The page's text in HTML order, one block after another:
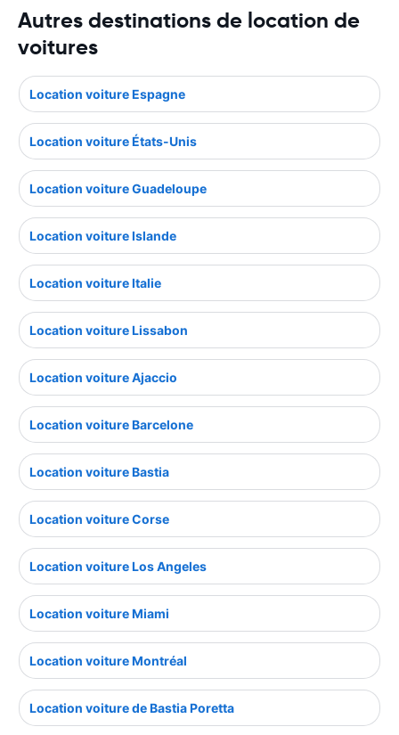
Autres destinations de location de
voitures
Location voiture Espagne
Location voiture États-Unis
Location voiture Guadeloupe
Location voiture Islande
Location voiture Italie
Location voiture Lissabon
Location voiture Ajaccio
Location voiture Barcelone
Location voiture Bastia
Location voiture Corse
Location voiture Los Angeles
Location voiture Miami
Location voiture Montréal
Location voiture de Bastia Poretta